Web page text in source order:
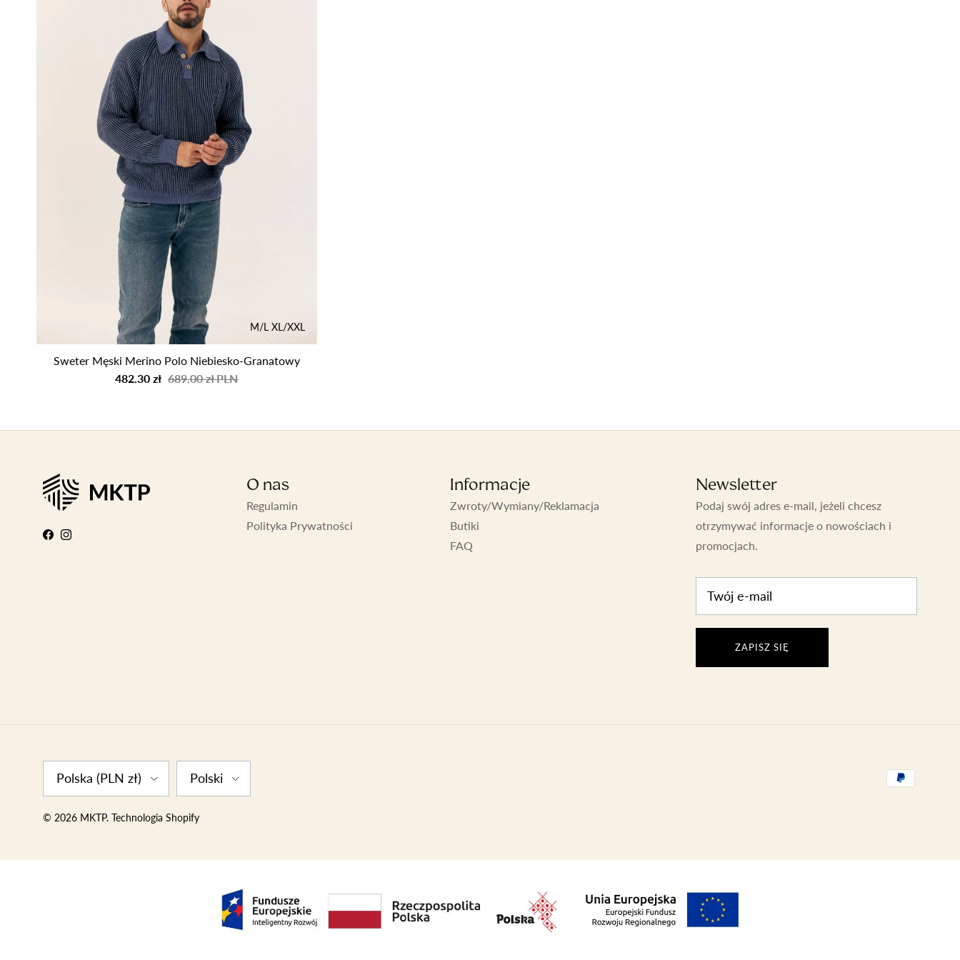
M/L XL/XXL
Sweter Męski Merino Polo Niebiesko-Granatowy
482.30 zł 689.00 zł PLN
Facebook
Instagram
O nas
Regulamin
Polityka Prywatności
Informacje
Zwroty/Wymiany/Reklamacja
Butiki
FAQ
Newsletter
Podaj swój adres e-mail, jeżeli chcesz
otrzymywać informacje o nowościach i
promocjach.
ZAPISZ SIĘ
Polska (PLN zł) Polski
© 2026 MKTP. Technologia Shopify